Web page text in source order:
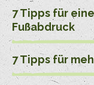
7 Tipps für
Fußabdruck
7 Tipps für